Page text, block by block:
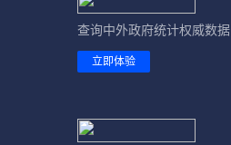
查询中外政府统计权威数据
立即体验